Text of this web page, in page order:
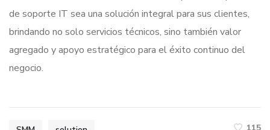
de soporte IT sea una solución integral para sus clientes,
brindando no solo servicios técnicos, sino también valor
agregado y apoyo estratégico para el éxito continuo del
negocio.